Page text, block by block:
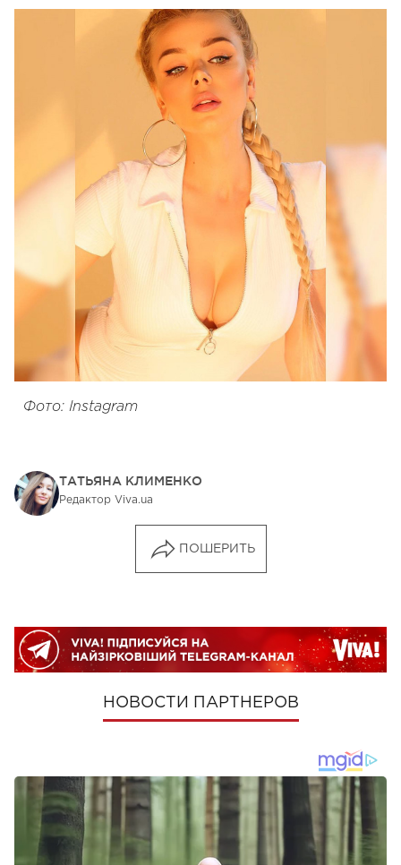
Фото: Instagram
ТАТЬЯНА КЛИМЕНКО
Редактор Viva.ua
ПОШЕРИТЬ
НОВОСТИ ПАРТНЕРОВ